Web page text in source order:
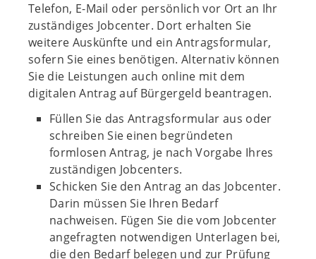
Telefon, E-Mail oder persönlich vor Ort an Ihr
zuständiges Jobcenter. Dort erhalten Sie
weitere Auskünfte und ein Antragsformular,
sofern Sie eines benötigen. Alternativ können
Sie die Leistungen auch online mit dem
digitalen Antrag auf Bürgergeld beantragen.
Füllen Sie das Antragsformular aus oder
schreiben Sie einen begründeten
formlosen Antrag, je nach Vorgabe Ihres
zuständigen Jobcenters.
Schicken Sie den Antrag an das Jobcenter.
Darin müssen Sie Ihren Bedarf
nachweisen. Fügen Sie die vom Jobcenter
angefragten notwendigen Unterlagen bei,
die den Bedarf belegen und zur Prüfung